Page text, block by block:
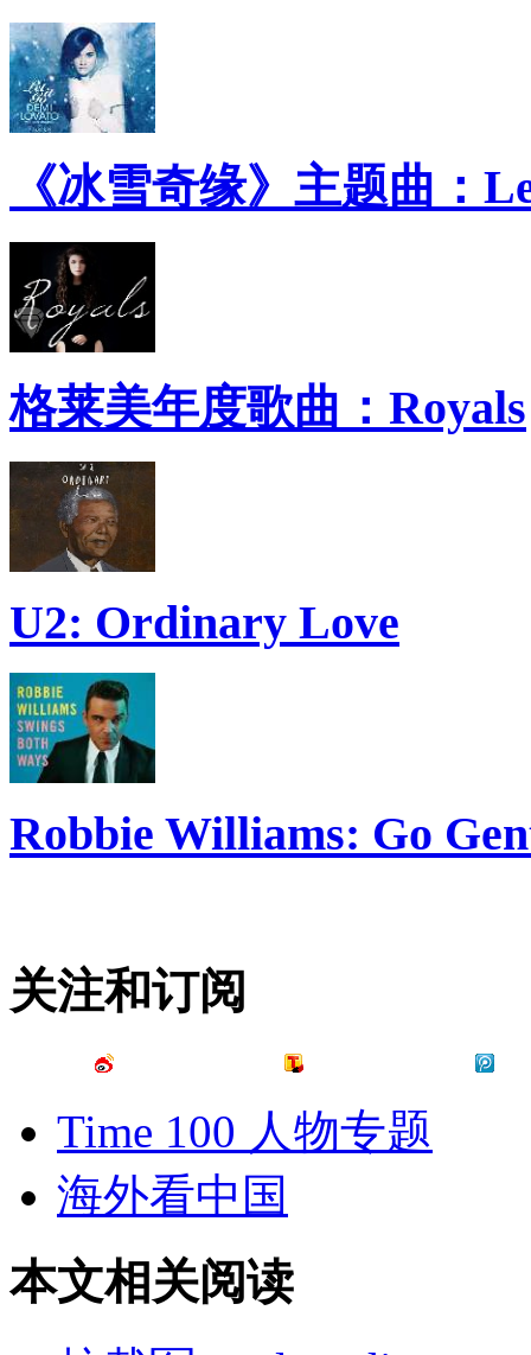
《冰雪奇缘》主题曲：
格莱美年度歌曲：Royals
U2: Ordinary Love
Robbie Williams: Go
关注和订阅
Time 100 人物专题
海外看中国
本文相关阅读